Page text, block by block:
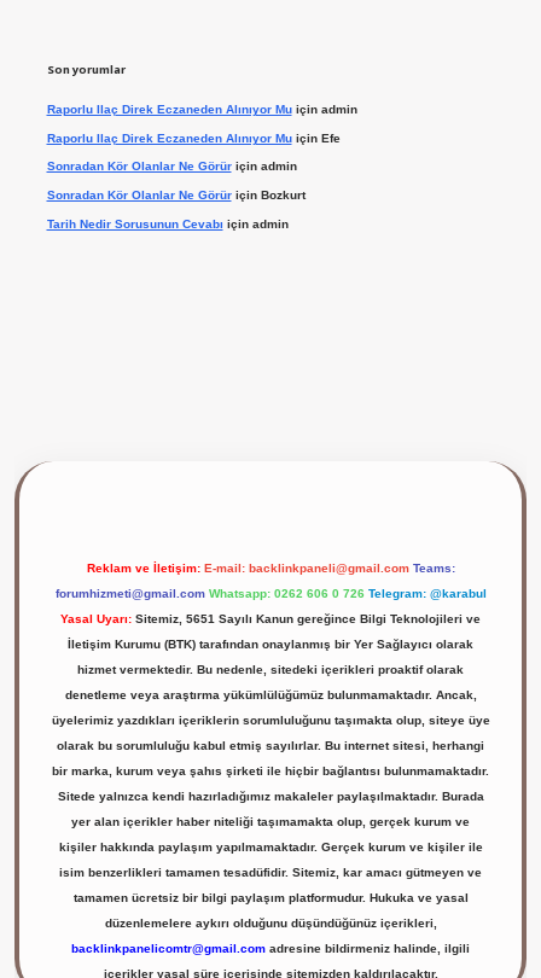
Son yorumlar
Raporlu Ilaç Direk Eczaneden Alınıyor Muiçin admin
Raporlu Ilaç Direk Eczaneden Alınıyor Muiçin Efe
Sonradan Kör Olanlar Ne Görüriçin admin
Sonradan Kör Olanlar Ne Görüriçin Bozkurt
Tarih Nedir Sorusunun Cevabı için admin
Reklam ve İletişim: E-mail: backlinkpaneli@gmail.com Teams:
forumhizmeti@gmail.com Whatsapp: 0262 606 0 726 Telegram: @karabul
Yasal Uyarı: Sitemiz, 5651 Sayılı Kanun gereğince Bilgi Teknolojileri ve
İletişim Kurumu (BTK) tarafından onaylanmış bir Yer Sağlayıcı olarak
hizmet vermektedir. Bu nedenle, sitedeki içerikleri proaktif olarak
denetleme veya araştırma yükümlülüğümüz bulunmamaktadır. Ancak,
üyelerimiz yazdıkları içeriklerin sorumluluğunu taşımakta olup, siteye üye
olarak bu sorumluluğu kabul etmiş sayılırlar. Bu internet sitesi, herhangi
bir marka, kurum veya şahıs şirketi ile hiçbir bağlantısı bulunmamaktadır.
Sitede yalnızca kendi hazırladığımız makaleler paylaşılmaktadır. Burada
yer alan içerikler haber niteliği taşımamakta olup, gerçek kurum ve
kişiler hakkında paylaşım yapılmamaktadır. Gerçek kurum ve kişiler ile
isim benzerlikleri tamamen tesadüfidir. Sitemiz, kar amacı gütmeyen ve
tamamen ücretsiz bir bilgi paylaşım platformudur. Hukuka ve yasal
düzenlemelere aykırı olduğunu düşündüğünüz içerikleri,
backlinkpanelicomtr@gmail.com adresine bildirmeniz halinde, ilgili
içerikler yasal süre içerisinde sitemizden kaldırılacaktır.